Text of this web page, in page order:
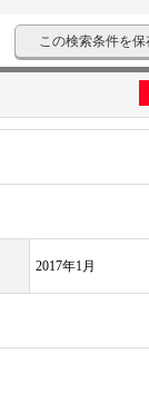
この検索条件を保
2017年1月